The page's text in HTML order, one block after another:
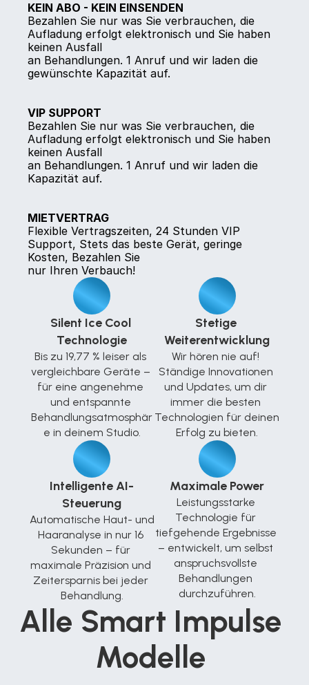
KEIN ABO - KEIN EINSENDEN
Bezahlen Sie nur was Sie verbrauchen, die
Aufladung erfolgt elektronisch und Sie haben
keinen Ausfall
an Behandlungen. 1 Anruf und wir laden die
gewünschte Kapazität auf.
VIP SUPPORT
Bezahlen Sie nur was Sie verbrauchen, die
Aufladung erfolgt elektronisch und Sie haben
keinen Ausfall
an Behandlungen. 1 Anruf und wir laden die
Kapazität auf.
MIETVERTRAG
Flexible Vertragszeiten, 24 Stunden VIP
Support, Stets das beste Gerät, geringe
Kosten, Bezahlen Sie
nur Ihren Verbauch!
Silent Ice Cool
Technologie
Bis zu 19,77 % leiser als
vergleichbare Geräte –
für eine angenehme
und entspannte
Behandlungsatmosphär
e in deinem Studio.
Stetige
Weiterentwicklung
Wir hören nie auf!
Ständige Innovationen
und Updates, um dir
immer die besten
Technologien für deinen
Erfolg zu bieten.
Intelligente AI-
Steuerung
Automatische Haut- und
Haaranalyse in nur 16
Sekunden – für
maximale Präzision und
Zeitersparnis bei jeder
Behandlung.
Maximale Power
Leistungsstarke
Technologie für
tiefgehende Ergebnisse
– entwickelt, um selbst
anspruchsvollste
Behandlungen
durchzuführen.
Alle Smart Impulse
Modelle